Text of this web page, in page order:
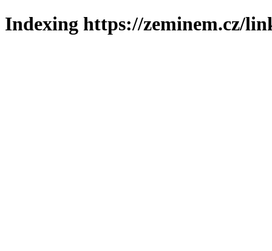
Indexing https://zeminem.cz/